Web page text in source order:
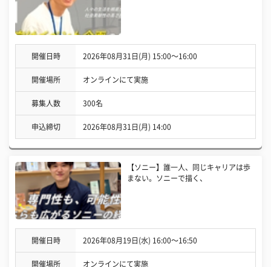
開催日時 2026年08月31日(月) 15:00〜16:00
開催場所 オンラインにて実施
募集人数 300名
申込締切 2026年08月31日(月) 14:00
【ソニー】誰一人、同じキャリアは歩
まない。ソニーで描く、
開催日時 2026年08月19日(水) 16:00〜16:50
開催場所 オンラインにて実施